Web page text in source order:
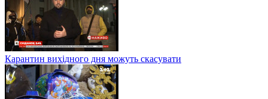
Карантин вихідного дня можуть скасувати